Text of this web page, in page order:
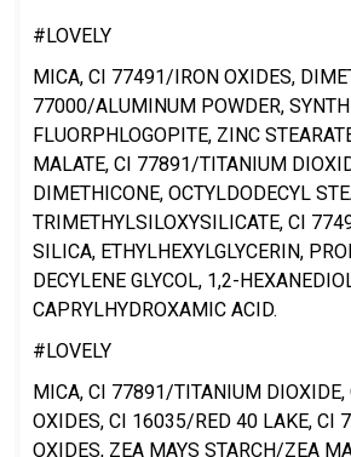
#LOVELY
MICA, CI 77491/IRON OXIDES,
77000/ALUMINUM POWDER,
FLUORPHLOGOPITE, ZINC
MALATE, CI 77891/TITANIUM
DIMETHICONE, OCTYLDODECYL
TRIMETHYLSILOXYSILICATE, CI
SILICA, ETHYLHEXYLGLYCERIN,
DECYLENE GLYCOL, 1,2-
CAPRYLHYDROXAMIC ACID.
#LOVELY
MICA, CI 77891/TITANIUM
OXIDES, CI 16035/RED 40 LAKE, CI
OXIDES, ZEA MAYS STARCH/ZEA